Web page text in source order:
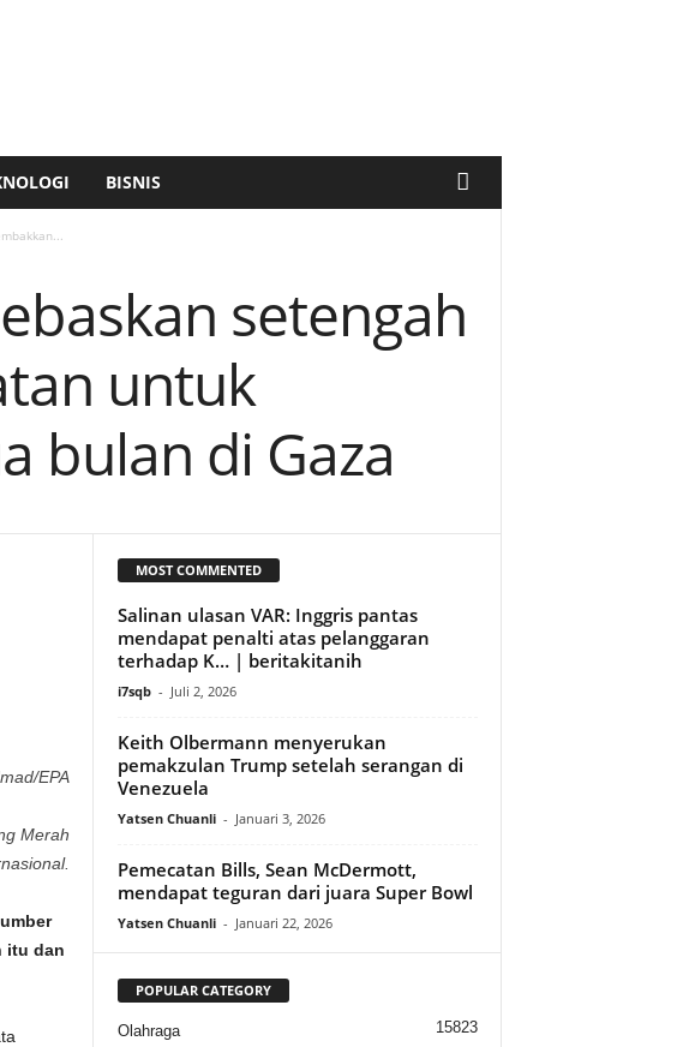
BISNIS
setengah
untuk
bulan di Gaza
EPA
Merah
itu dan
MOST COMMENTED
Salinan ulasan VAR: Inggris pantas
mendapat penalti atas pelanggaran
terhadap K… | beritakitanih
i7sqb - Juli 2, 2026
Keith Olbermann menyerukan
pemakzulan Trump setelah serangan di
Venezuela
Yatsen Chuanli - Januari 3, 2026
Pemecatan Bills, Sean McDermott,
mendapat teguran dari juara Super Bowl
Yatsen Chuanli - Januari 22, 2026
POPULAR CATEGORY
Olahraga 15823